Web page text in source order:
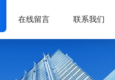
在线留言 联系我们